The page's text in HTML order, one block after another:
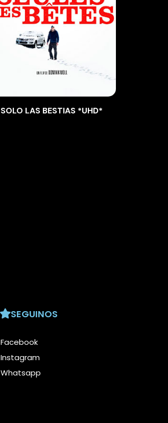
SOLO LAS BESTIAS *UHD*
SEGUINOS
Facebook
Instagram
Whatsapp